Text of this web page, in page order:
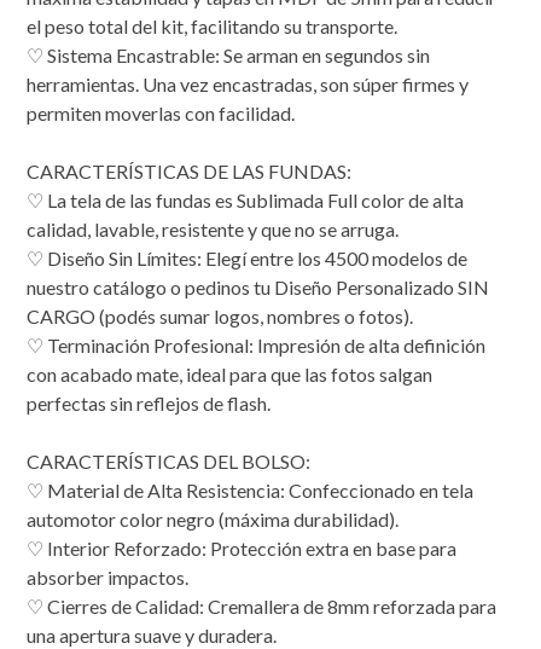
el peso total del kit, facilitando su transporte.
♡ Sistema Encastrable: Se arman en segundos sin
herramientas. Una vez encastradas, son súper firmes y
permiten moverlas con facilidad.
CARACTERÍSTICAS DE LAS FUNDAS:
♡ La tela de las fundas es Sublimada Full color de alta
calidad, lavable, resistente y que no se arruga.
♡ Diseño Sin Límites: Elegí entre los 4500 modelos de
nuestro catálogo o pedinos tu Diseño Personalizado SIN
CARGO (podés sumar logos, nombres o fotos).
♡ Terminación Profesional: Impresión de alta definición
con acabado mate, ideal para que las fotos salgan
perfectas sin reflejos de flash.
CARACTERÍSTICAS DEL BOLSO:
♡ Material de Alta Resistencia: Confeccionado en tela
automotor color negro (máxima durabilidad).
♡ Interior Reforzado: Protección extra en base para
absorber impactos.
♡ Cierres de Calidad: Cremallera de 8mm reforzada para
una apertura suave y duradera.